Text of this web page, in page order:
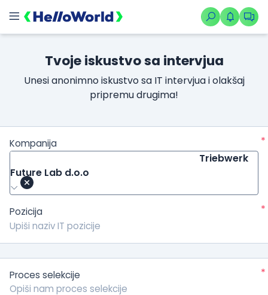
Tvoje iskustvo sa intervjua
Unesi anonimno iskustvo sa IT intervjua i olakšaj
pripremu drugima!
Kompanija
*
Triebwerk
Future Lab d.o.o
Pozicija *
Proces selekcije *